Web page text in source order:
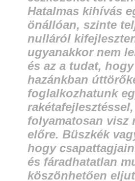
Hatalmas kihívás
önállóan, szinte
nulláról
ugyanakkor nem
és az a tudat, hogy
hazánkban
foglalkozhatunk
rakétafejlesztéssel,
folyamatosan visz
előre. Büszkék
hogy
és fáradhatatlan
köszönhetően